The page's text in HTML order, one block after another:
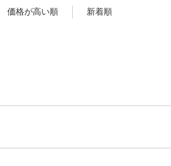
価格が高い順 新着順